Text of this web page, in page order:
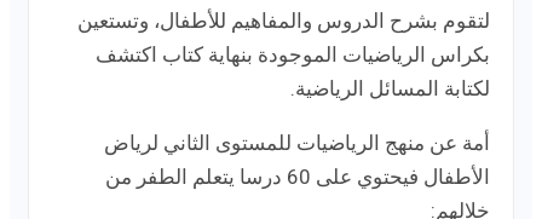
لتقوم بشرح الدروس والمفاهيم للأطفال، وتستعين
بكراس الرياضيات الموجودة بنهاية كتاب اكتشف
لكتابة المسائل الرياضية.
أمة عن منهج الرياضيات للمستوى الثاني لرياض
الأطفال فيحتوي على 60 درسا يتعلم الطفر من
خلالهم: